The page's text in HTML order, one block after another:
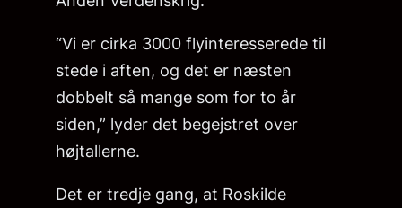
“Vi er cirka 3000 flyinteresserede til
stede i aften, og det er næsten
dobbelt så mange som for to år
siden,” lyder det begejstret over
højtallerne.
Det er tredje gang, at Roskilde